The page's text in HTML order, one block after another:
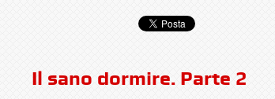
Il sano dormire. Parte 2